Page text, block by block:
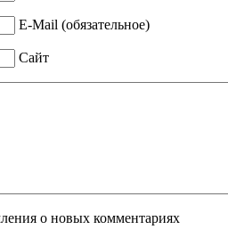
E-Mail (обязательное)
Сайт
о новых комментариях